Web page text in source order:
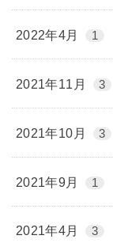
2022年4月 1
2021年11月 3
2021年10月 3
2021年9月 1
2021年4月 3